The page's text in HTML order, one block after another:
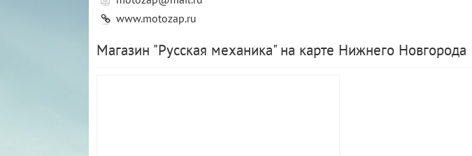
www.motozap.ru
Магазин "Русская механика" на карте Нижнего Новгорода